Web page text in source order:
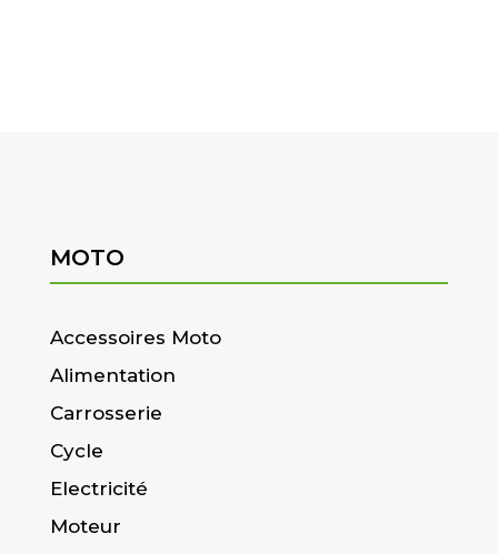
MOTO
Accessoires Moto
Alimentation
Carrosserie
Cycle
Electricité
Moteur